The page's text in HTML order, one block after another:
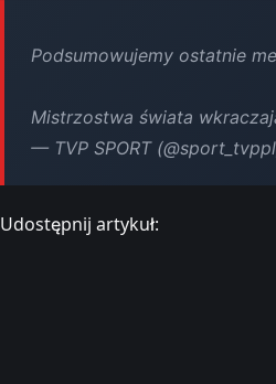
Podsumowujemy ostatnie
Mistrzostwa świata
— TVP SPORT
Udostępnij artykuł: